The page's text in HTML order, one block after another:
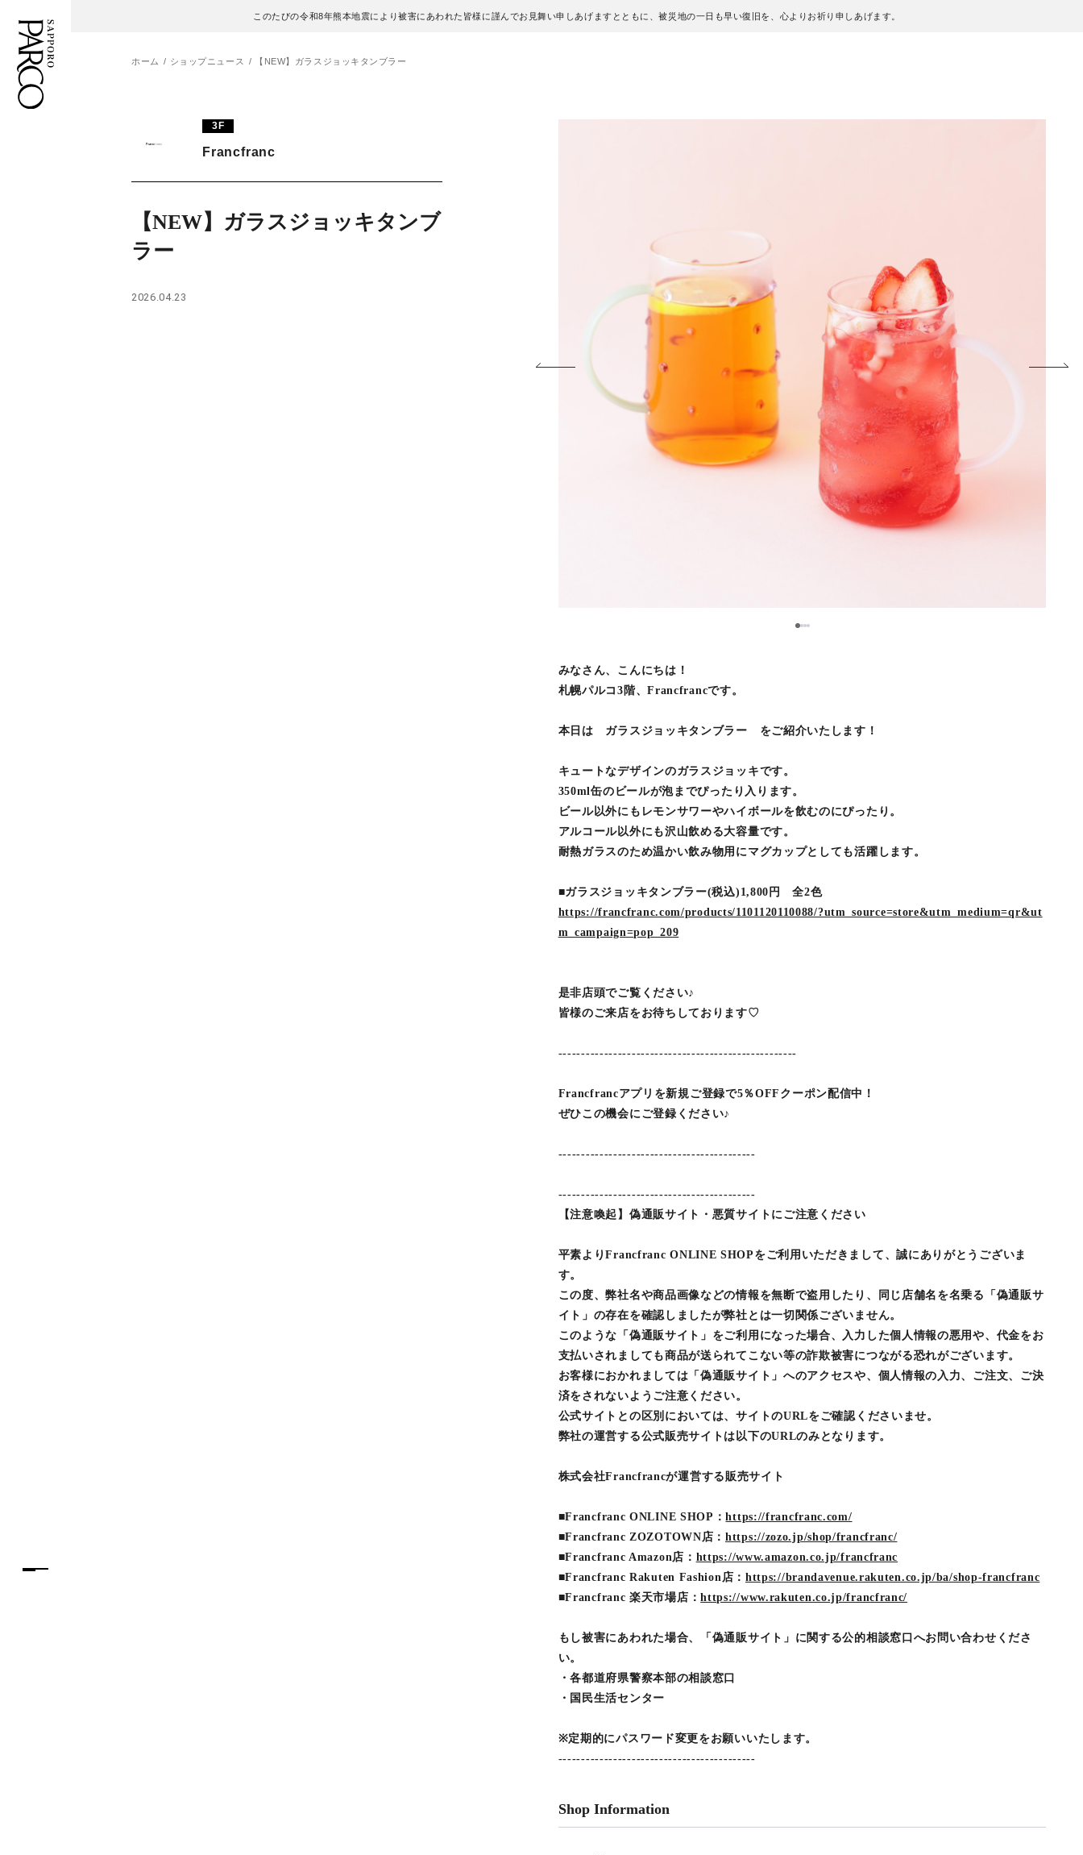
このたびの令和8年熊本地震により被害にあわれた皆様に謹んでお見舞い申しあげますとともに、被災地の一日も早い復旧を、心よりお祈り申しあげます。
施設案内・アクセス
ホーム ショップニュース 【NEW】ガラスジョッキタンブラー
3F
Francfranc
【NEW】ガラスジョッキタンブ
ラー
2026.04.23
1234
みなさん、こんにちは！
札幌パルコ3階、Francfrancです。
本日は ガラスジョッキタンブラー をご紹介いたします！
キュートなデザインのガラスジョッキです。
350ml缶のビールが泡までぴったり入ります。
ビール以外にもレモンサワーやハイボールを飲むのにぴったり。
アルコール以外にも沢山飲める大容量です。
耐熱ガラスのため温かい飲み物用にマグカップとしても活躍します。
■ガラスジョッキタンブラー(税込)1,800円 全2色
https://francfranc.com/products/1101120110088/?utm_source=store&utm_medium=qr&ut
m_campaign=pop_209
是非店頭でご覧ください♪
皆様のご来店をお待ちしております♡
----------------------------------------------------
Francfrancアプリを新規ご登録で5％OFFクーポン配信中！
ぜひこの機会にご登録ください♪
-------------------------------------------
-------------------------------------------
【注意喚起】偽通販サイト・悪質サイトにご注意ください
平素よりFrancfranc ONLINE SHOPをご利用いただきまして、誠にありがとうございま
す。
この度、弊社名や商品画像などの情報を無断で盗用したり、同じ店舗名を名乗る「偽通販サ
イト」の存在を確認しましたが弊社とは一切関係ございません。
このような「偽通販サイト」をご利用になった場合、入力した個人情報の悪用や、代金をお
支払いされましても商品が送られてこない等の詐欺被害につながる恐れがございます。
お客様におかれましては「偽通販サイト」へのアクセスや、個人情報の入力、ご注文、ご決
済をされないようご注意ください。
公式サイトとの区別においては、サイトのURLをご確認くださいませ。
弊社の運営する公式販売サイトは以下のURLのみとなります。
株式会社Francfrancが運営する販売サイト
■Francfranc ONLINE SHOP：https://francfranc.com/
■Francfranc ZOZOTOWN店：https://zozo.jp/shop/francfranc/
■Francfranc Amazon店： https://www.amazon.co.jp/francfranc
■Francfranc Rakuten Fashion店： https://brandavenue.rakuten.co.jp/ba/shop-francfranc
■Francfranc 楽天市場店：https://www.rakuten.co.jp/francfranc/
もし被害にあわれた場合、「偽通販サイト」に関する公的相談窓口へお問い合わせくださ
い。
・各都道府県警察本部の相談窓口
・国民生活センター
※定期的にパスワード変更をお願いいたします。
-------------------------------------------
Shop Information